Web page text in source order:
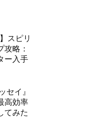
スピリ
攻略：
ー入手
セイ』
高効率
てみた